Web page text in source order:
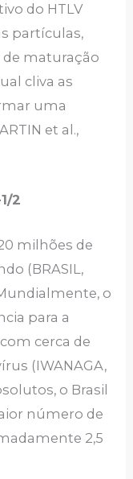
do HTLV
partículas,
maturação
cliva as
uma
et al.,
2
milhões de
(BRASIL,
Mundialmente, o
para a
cerca de
(IWANAGA,
o Brasil
número de
2,5